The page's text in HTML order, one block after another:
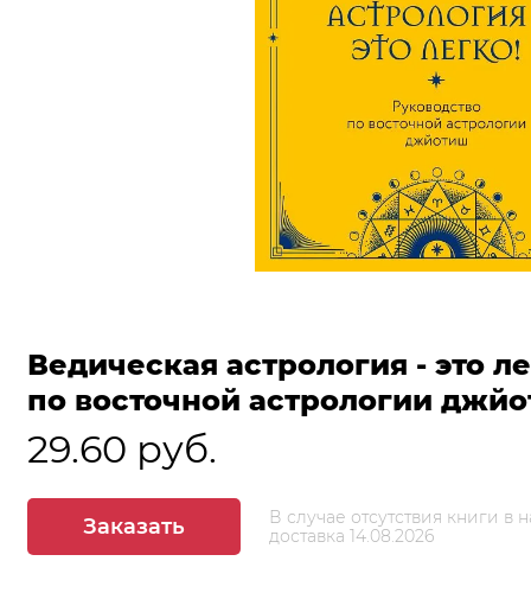
Ведическая астрология - это
по восточной астрологии
29.60 руб.
Заказать
В случае отсутствия книги в
доставка 14.08.2026